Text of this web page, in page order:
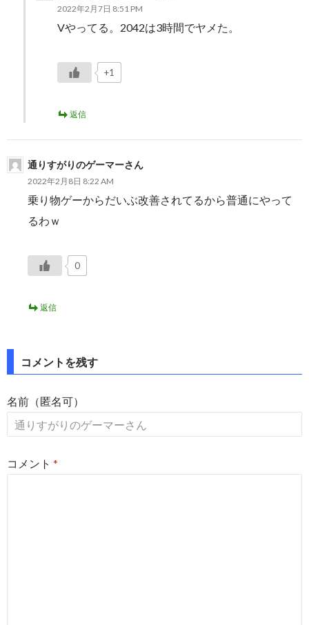
2022年2月7日 8:51 PM
Vやってる。2042は3時間でヤメた。
+1
返信
通りすがりのゲーマーさん
2022年2月8日 8:22 AM
乗り物ゲーからだいぶ改善されてるから普通にやって
るわｗ
0
返信
コメントを残す
名前（匿名可）
コメント *